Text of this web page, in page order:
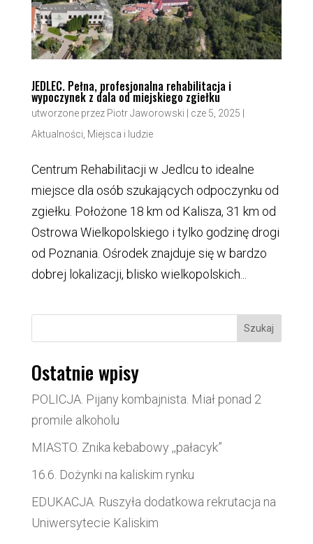
JEDLEC. Pełna, profesjonalna rehabilitacja i
wypoczynek z dala od miejskiego zgiełku
utworzone przez Piotr Jaworowski cze 5, 2025
Aktualności Miejsca i ludzie
Centrum Rehabilitacji w Jedlcu to idealne
miejsce dla osób szukających odpoczynku od
zgiełku. Położone 18 km od Kalisza, 31 km od
Ostrowa Wielkopolskiego i tylko godzinę drogi
od Poznania. Ośrodek znajduje się w bardzo
dobrej lokalizacji, blisko wielkopolskich...
Szukaj
Ostatnie wpisy
POLICJA. Pijany kombajnista. Miał ponad 2
promile alkoholu
MIASTO. Znika kebabowy ,,pałacyk”
16.6. Dożynki na kaliskim rynku
EDUKACJA. Ruszyła dodatkowa rekrutacja na
Uniwersytecie Kaliskim